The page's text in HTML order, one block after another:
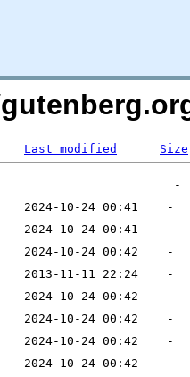
Last modified Size